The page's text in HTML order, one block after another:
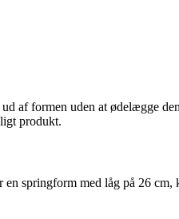
af formen uden at ødelægge
produkt.
springform med låg på 26